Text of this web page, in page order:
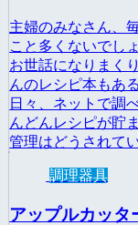
主婦のみなさん、
こと多くないでし
お世話になりまく
んのレシピ本もあ
日々、ネットで調
んどんレシピが貯
管理はどうされて
調理器具
アップルカッタ